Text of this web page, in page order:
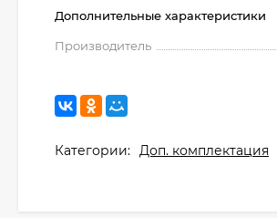
Дополнительные характеристики
Производитель
Категории: Доп. комплектация